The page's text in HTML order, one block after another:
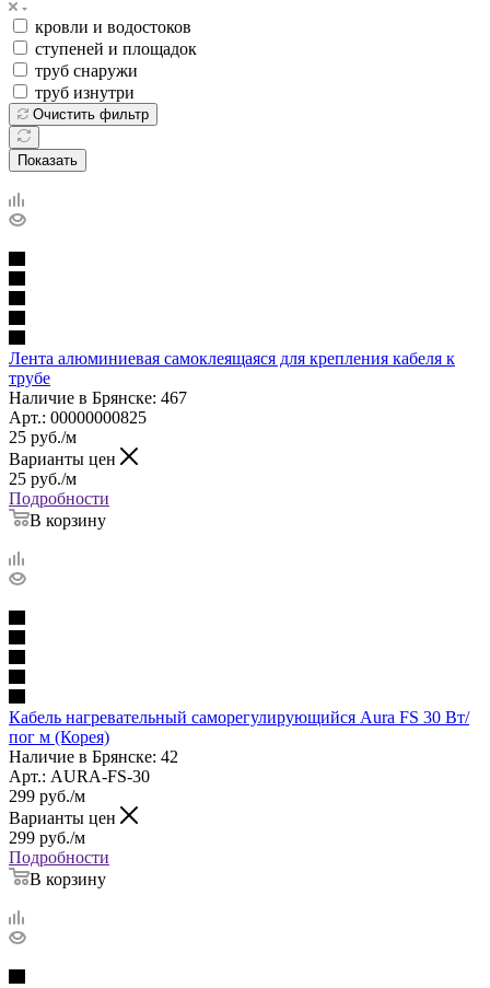
кровли и водостоков
ступеней и площадок
труб снаружи
труб изнутри
Очистить фильтр
Показать
Лента алюминиевая самоклеящаяся для крепления кабеля к
трубе
Наличие в Брянске: 467
Арт.: 00000000825
25 руб./м
Варианты цен
25 руб./м
Подробности
В корзину
Кабель нагревательный саморегулирующийся Aura FS 30 Вт/
пог м (Корея)
Наличие в Брянске: 42
Арт.: AURA-FS-30
299 руб./м
Варианты цен
299 руб./м
Подробности
В корзину